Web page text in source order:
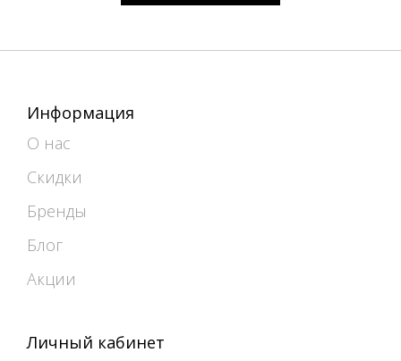
Информация
О нас
Скидки
Бренды
Блог
Акции
Личный кабинет